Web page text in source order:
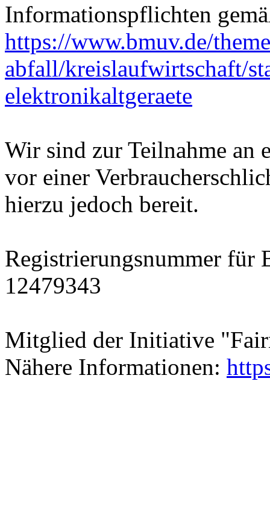
Informationspflichten
https://www.bmuv.de/
abfall/kreislaufwirtschaft/
elektronikaltgeraete
Wir sind zur Teilnahme an
vor einer
hierzu jedoch bereit.
Registrierungsnummer für
12479343
Mitglied der Initiative
Nähere Informationen: